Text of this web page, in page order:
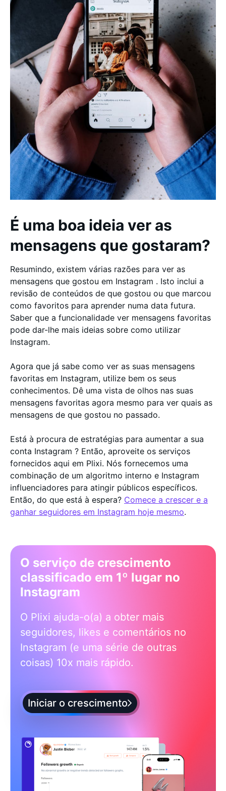
É uma boa ideia ver as
mensagens que gostaram?
Resumindo, existem várias razões para ver as
mensagens que gostou em Instagram . Isto inclui a
revisão de conteúdos de que gostou ou que marcou
como favoritos para aprender numa data futura.
Saber que a funcionalidade ver mensagens favoritas
pode dar-lhe mais ideias sobre como utilizar
Instagram.
Agora que já sabe como ver as suas mensagens
favoritas em Instagram, utilize bem os seus
conhecimentos. Dê uma vista de olhos nas suas
mensagens favoritas agora mesmo para ver quais as
mensagens de que gostou no passado.
Está à procura de estratégias para aumentar a sua
conta Instagram ? Então, aproveite os serviços
fornecidos aqui em Plixi. Nós fornecemos uma
combinação de um algoritmo interno e Instagram
influenciadores para atingir públicos específicos.
Então, do que está à espera? Comece a crescer e a
ganhar seguidores em Instagram hoje mesmo.
O serviço de crescimento
classificado em 1º lugar no
Instagram
O Plixi ajuda-o(a) a obter mais
seguidores, likes e comentários no
Instagram (e uma série de outras
coisas) 10x mais rápido.
Iniciar o crescimento